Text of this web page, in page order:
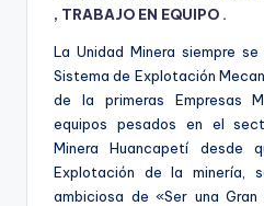
, TRABAJO EN EQUIPO .
La Unidad Minera siempre
Sistema de Explotación
de la primeras Empresas
equipos pesados en el
Minera Huancapetí desde
Explotación de la minería,
ambiciosa de «Ser una